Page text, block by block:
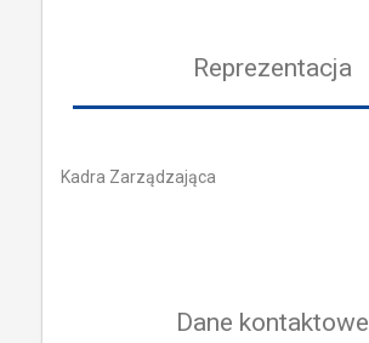
Reprezentacja
Kadra Zarządzająca
Dane kontaktowe